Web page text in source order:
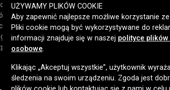
i akcesoriów. Odkryj naszą szeroką
urządzeń gospodarstwa domowego,
zastosowań. Dostarczamy klientom w
magazynu, oferując szybką dostawę i
zakupy online od 2006 roku.
UŻYWAMY PLIKÓW COOKIE
Aby zapewnić najlepsze możliwe korzystanie
Pliki cookie mogą być wykorzystywane do
informacji znajduje się w naszej polityce
osobowe.
Klikając „Akceptuj wszystkie”, użytkownik
śledzenia na swoim urządzeniu. Zgoda jest